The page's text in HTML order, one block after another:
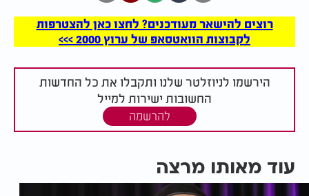
רוצים להישאר מעודכנים? לחצו כאן להצטרפות
לקבוצות הוואטסאפ של ערוץ 2000 >>>
הירשמו לניוזלטר שלנו ותקבלו את כל החדשות
החשובות ישירות למייל
להרשמה
עוד מאותו מרצה